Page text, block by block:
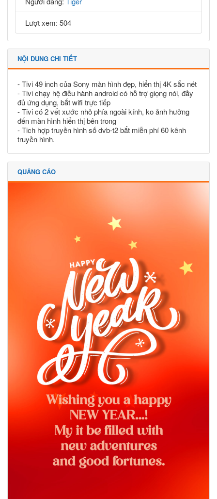
Lượt xem: 504
NỘI DUNG CHI TIẾT
- Tivi 49 inch của Sony màn hình đẹp, hiển thị 4K sắc nét
- Tivi chạy hệ điều hành android có hỗ trợ giọng nói, đầy
đủ ứng dụng, bắt wifi trực tiếp
- Tivi có 2 vết xước nhỏ phía ngoài kính, ko ảnh hưởng
đến màn hình hiển thị bên trong
- Tich hợp truyền hình số dvb-t2 bắt miễn phí 60 kênh
truyền hình.
QUẢNG CÁO